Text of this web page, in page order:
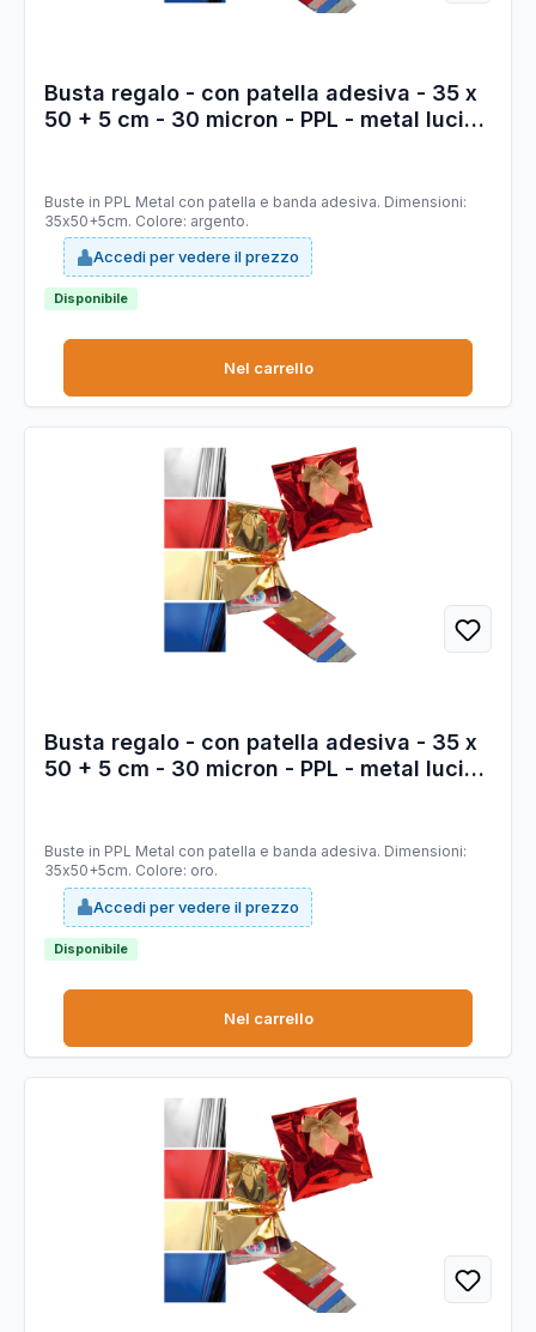
Busta regalo - con patella adesiva - 35 x
50 + 5 cm - 30 micron - PPL - metal lucido
Buste in PPL Metal con patella e banda adesiva. Dimensioni:
35x50+5cm. Colore: argento.
Accedi per vedere il prezzo
Disponibile
Nel carrello
Busta regalo - con patella adesiva - 35 x
50 + 5 cm - 30 micron - PPL - metal lucido
Buste in PPL Metal con patella e banda adesiva. Dimensioni:
35x50+5cm. Colore: oro.
Accedi per vedere il prezzo
Disponibile
Nel carrello